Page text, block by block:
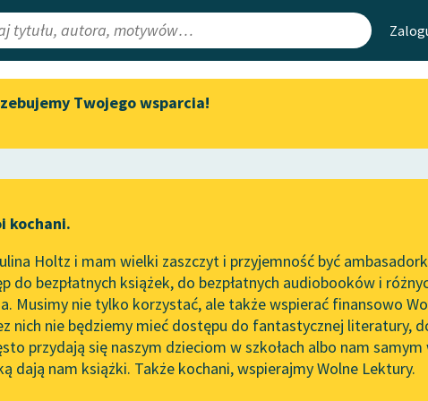
Lektury
redakcyjne
Aktualności
Zapraszamy na spotkanie
literatury skandynawskiej
Wolne Lektury na 32.
Pol’and’Rock Festivalu
„Kochanek Lady Chatterley”
do słuchania na Wolnych
Lekturach
Nowy audiobook – „Marzenie
Mapa Wolnych
Leśmianator
API
OAI-PMH
Widget Wolnych
Twojego wsparcia!
kochani.
Holtz i mam wielki zaszczyt i przyjemność być
do bezpłatnych książek, do bezpłatnych audiobooków i
Musimy nie tylko korzystać, ale także wspierać finansowo
nich nie będziemy mieć dostępu do fantastycznej literatury,
przydają się naszym dzieciom w szkołach albo nam
dają nam książki. Także kochani, wspierajmy Wolne Lektury.
Zygmunt Kaczkowski✖